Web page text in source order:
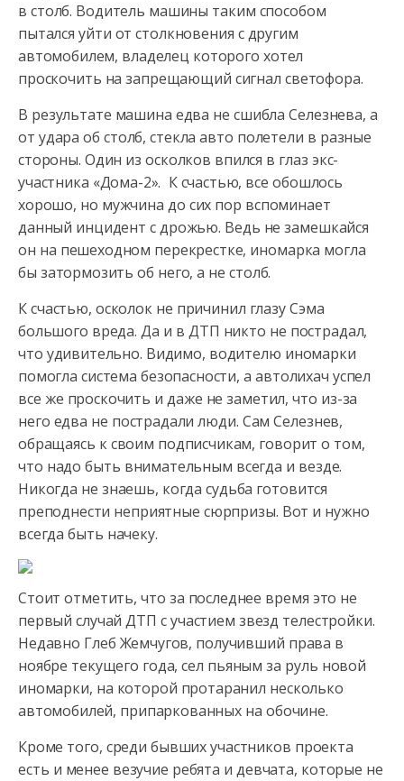
в столб. Водитель машины таким способом
пытался уйти от столкновения с другим
автомобилем, владелец которого хотел
проскочить на запрещающий сигнал светофора.
В результате машина едва не сшибла Селезнева, а
от удара об столб, стекла авто полетели в разные
стороны. Один из осколков впился в глаз экс-
участника «Дома-2». К счастью, все обошлось
хорошо, но мужчина до сих пор вспоминает
данный инцидент с дрожью. Ведь не замешкайся
он на пешеходном перекрестке, иномарка могла
бы затормозить об него, а не столб.
К счастью, осколок не причинил глазу Сэма
большого вреда. Да и в ДТП никто не пострадал,
что удивительно. Видимо, водителю иномарки
помогла система безопасности, а автолихач успел
все же проскочить и даже не заметил, что из-за
него едва не пострадали люди. Сам Селезнев,
обращаясь к своим подписчикам, говорит о том,
что надо быть внимательным всегда и везде.
Никогда не знаешь, когда судьба готовится
преподнести неприятные сюрпризы. Вот и нужно
всегда быть начеку.
Стоит отметить, что за последнее время это не
первый случай ДТП с участием звезд телестройки.
Недавно Глеб Жемчугов, получивший права в
ноябре текущего года, сел пьяным за руль новой
иномарки, на которой протаранил несколько
автомобилей, припаркованных на обочине.
Кроме того, среди бывших участников проекта
есть и менее везучие ребята и девчата, которые не